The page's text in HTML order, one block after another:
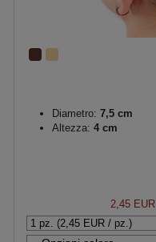
Diametro: 7,5 cm
Altezza: 4 cm
2,45 EUR